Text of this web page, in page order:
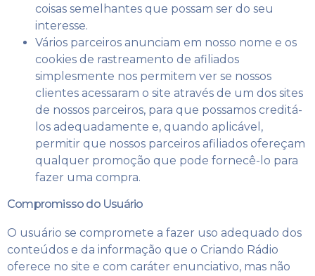
coisas semelhantes que possam ser do seu
interesse.
Vários parceiros anunciam em nosso nome e os
cookies de rastreamento de afiliados
simplesmente nos permitem ver se nossos
clientes acessaram o site através de um dos sites
de nossos parceiros, para que possamos creditá-
los adequadamente e, quando aplicável,
permitir que nossos parceiros afiliados ofereçam
qualquer promoção que pode fornecê-lo para
fazer uma compra.
Compromisso do Usuário
O usuário se compromete a fazer uso adequado dos
conteúdos e da informação que o Criando Rádio
oferece no site e com caráter enunciativo, mas não